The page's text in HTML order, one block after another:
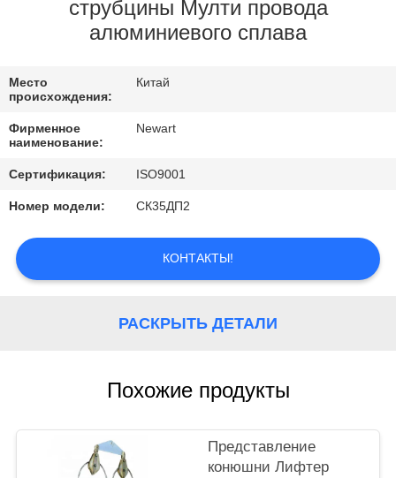
КАЧЕСТВО
УПРАВЛЕНИЯ
СВЯЗАТЬСЯ
С
НАМИ
СПРОСИТЕ
ЦИТАТУ
струбцины Мулти провода
алюминиевого сплава
Место
происхождения:
Китай
Фирменное
наименование:
Newart
Сертификация: ISO9001
Номер модели: СК35ДП2
КОНТАКТЫ!
РАСКРЫТЬ ДЕТАЛИ
Похожие продукты
Представление
конюшни Лифтер